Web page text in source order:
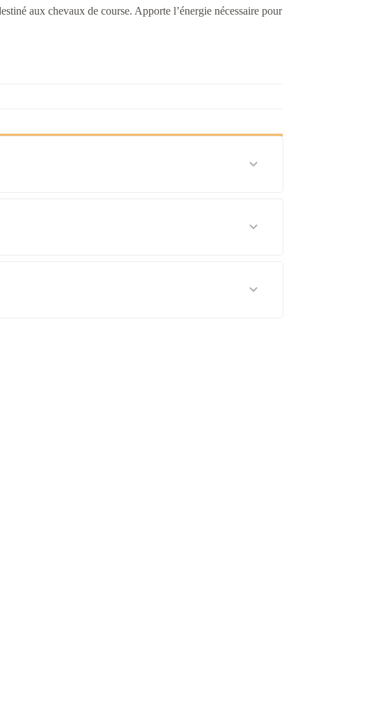
aux chevaux de course. Apporte l’énergie nécessaire pour
avoine, maïs, tourteau de colza, graine de
de blé extrudé, huile de colza, huile de lin